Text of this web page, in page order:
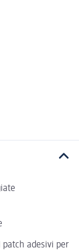
patch adesivi per